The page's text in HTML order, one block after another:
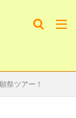
祭ツアー！